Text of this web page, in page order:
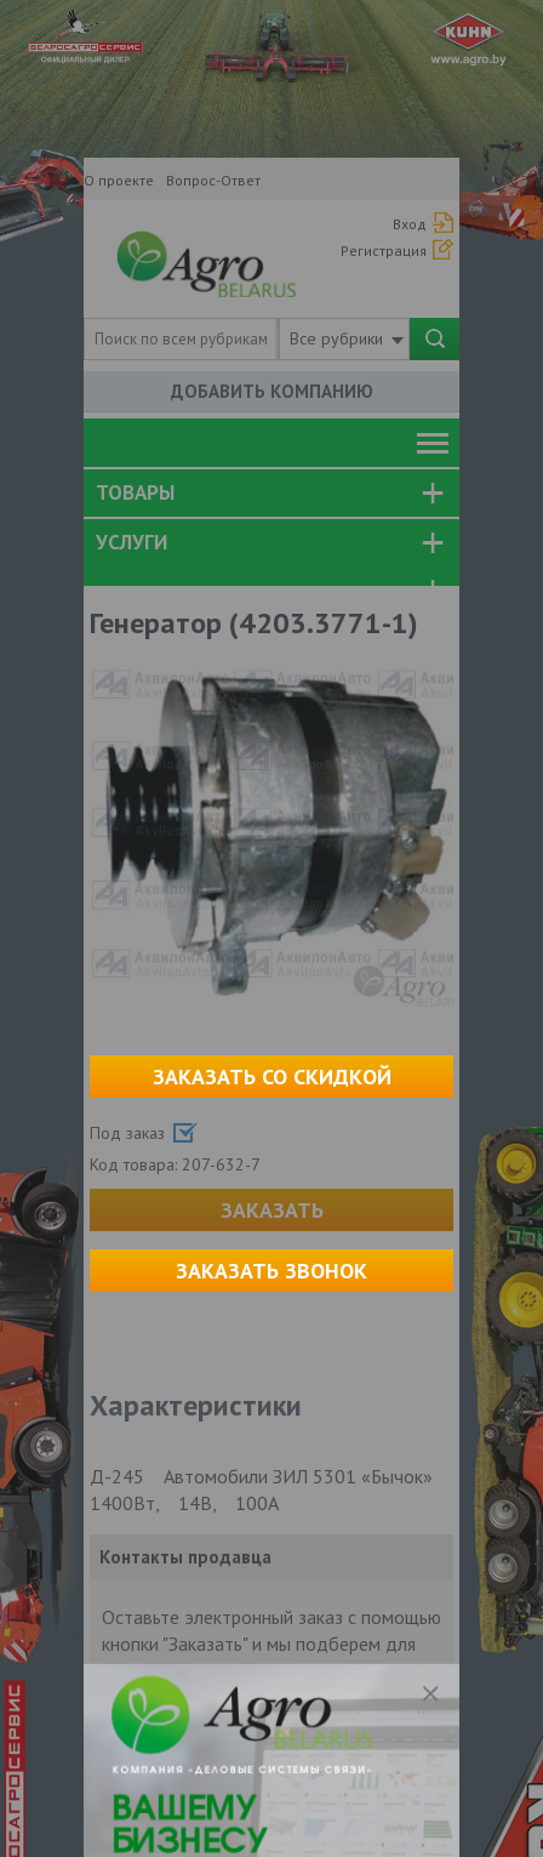
О проекте Вопрос-Ответ
Вход
Регистрация
Все рубрики
ДОБАВИТЬ КОМПАНИЮ
ТОВАРЫ
УСЛУГИ
Генератор (4203.3771-1)
ЗАКАЗАТЬ СО СКИДКОЙ
Под заказ
Код товара: 207-632-7
ЗАКАЗАТЬ
ЗАКАЗАТЬ ЗВОНОК
Характеристики
Д-245 Автомобили ЗИЛ 5301 «Бычок»
1400Вт, 14В, 100А
Контакты продавца
Оставьте электронный заказ с помощью
кнопки "Заказать" и мы подберем для
Вас подходящую компанию
поставщика.